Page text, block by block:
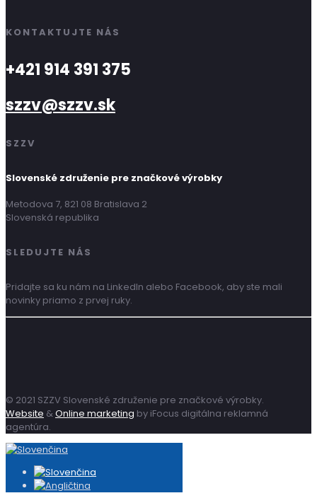
KONTAKTUJTE NÁS
+421 914 391 375
szzv@szzv.sk
SZZV
Slovenské združenie pre značkové výrobky
Metodova 7, 821 08 Bratislava 2
Slovenská republika
SLEDUJTE NÁS
Pridajte sa ku nám na LinkedIn alebo Facebook, aby ste mali
novinky priamo z prvej ruky.
© 2021 SZZV Slovenské združenie pre značkové výrobky.
Website &Online marketing by iFocus digitálna reklamná
agentúra.